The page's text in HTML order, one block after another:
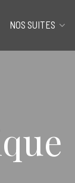
NOS SUITES